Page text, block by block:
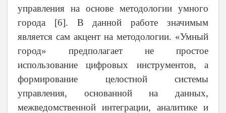
управления на основе методологии умного
города [6]. В данной работе значимым
является сам акцент на методологии. «Умный
город» предполагает не простое
использование цифровых инструментов, а
формирование целостной системы
управления, основанной на данных,
межведомственной интеграции, аналитике и